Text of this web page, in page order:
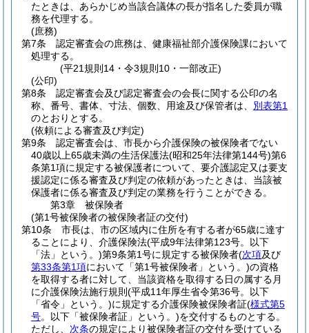
たときは、あらかじめ当該合議体の長が指名した委員が職
務を代理する。
(庶務)
第7条
認定審査会の庶務は、健康福祉部介護保険課において
処理する。
(平21規則14・令3規則10・一部改正)
(公印)
第8条
認定審査会及び認定審査会の会長に関する公印の名
称、番号、書体、寸法、個数、用途及び保管者は、 別表第1
のとおりとする。
(依頼による審査及び判定)
第9条
認定審査会は、市長から介護保険の被保険者でない
40歳以上65歳未満の生活保護法(昭和25年法律第144号)第6
条第1項に規定する被保護者について、要介護認定又は要支
援認定に係る審査及び判定の依頼があったときは、当該被
保護者に係る審査及び判定の業務を行うことができる。
第3章
被保険者
(第1号被保険者の被保険者証の交付)
第10条
市長は、市の区域内に住所を有する者が65歳に達す
ることにより、介護保険法(平成9年法律第123号。以下
「法」という。)第9条第1号に規定する被保険者(次項及び
第33条第1項において「第1号被保険者」という。)の資格
を取得する者に対して、当該資格を取得する日の属する月
に介護保険法施行規則 (平成11年厚生省令第36号。以下
「省令」という。)に規定する介護保険被保険者証(様式第5
号。以下「被保険者証」という。)を交付するものとする。
ただし、 次条の規定により被保険者証の交付を受けている